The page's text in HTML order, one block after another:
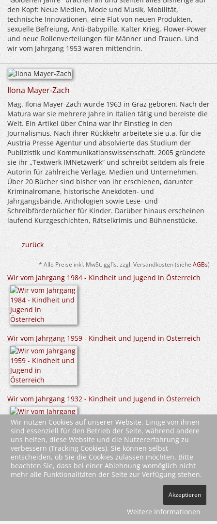
den Kopf: Neue Medien, Mode und Musik, Mobilität,
technische Innovationen, eine Flut von neuen Produkten,
sexuelle Befreiung, Anti-Babypille, Kalter Krieg, Flower-Power
und neue Rollenverteilungen für Männer und Frauen. Und
wir vom Jahrgang 1953 waren mittendrin.
Ilona Mayer-Zach
Mag. Ilona Mayer-Zach wurde 1963 in Graz geboren. Nach der
Matura war sie mehrere Jahre in Italien tätig und bereiste die
Welt. Ein Artikel über China war ihr Einstieg in den
Journalismus. Nach ihrer Rückkehr arbeitete sie u.a. für die
Austria Presse Agentur und absolvierte das Studium der
Publizistik und Kommunikationswissenschaft. 2005 gründete
sie ihr „Textwerk IMNetzwerk“ und schreibt seitdem als freie
Autorin für zahlreiche Verlage, Medien und Unternehmen.
Über 20 Bücher sind bisher von ihr erschienen, darunter
Kriminalromane, historische Anekdoten- und
Jahrgangsbände, Anthologien sowie Lese- und
Schreibförderbücher für Kinder. Darüber hinaus erscheinen
laufend Kurzgeschichten, Rätselkrimis und Bühnenstücke.
zurück
* Alle Preise inkl. MwSt. ggfls. zzgl. Versandkosten (sieheAGBs)
Wir vom Jahrgang 1984 - Kindheit und Jugend in Österreich
Wir vom Jahrgang 1959 - Kindheit und Jugend in Österreich
Wir vom Jahrgang 1932 - Kindheit und Jugend in Österreich
Wir nutzen Cookies auf unserer Website. Einige von ihnen
sind essenziell für den Betrieb der Seite, während andere
uns helfen, diese Website und die Nutzererfahrung zu
verbessern (Tracking Cookies). Sie können selbst
entscheiden, ob Sie die Cookies zulassen möchten. Bitte
beachten Sie, dass bei einer Ablehnung womöglich nicht
mehr alle Funktionalitäten der Seite zur Verfügung stehen.
Akzeptieren
Weitere Informationen